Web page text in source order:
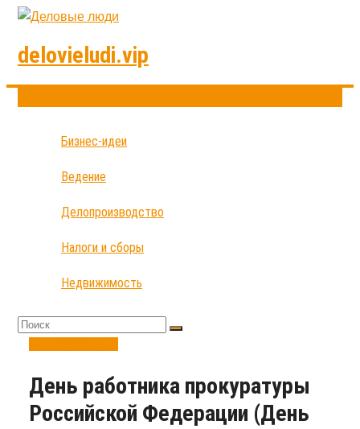
delovieludi.vip
Бизнес-идеи
Ведение
Делопроизводство
Налоги и сборы
Недвижимость
День работника прокуратуры
Российской Федерации (День